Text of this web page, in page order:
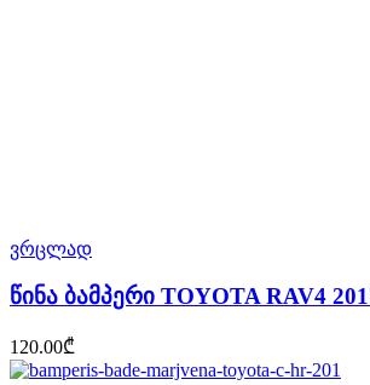
ვრცლად
წინა ბამპერი TOYOTA RAV4
120.00₾